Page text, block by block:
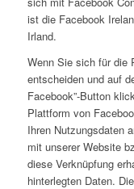
ist die Facebook
Irland.
Wenn Sie sich für die
entscheiden und auf
Facebook”-Button
Plattform von
Ihren Nutzungsdaten
mit unserer Website
diese Verknüpfung
hinterlegten Daten.